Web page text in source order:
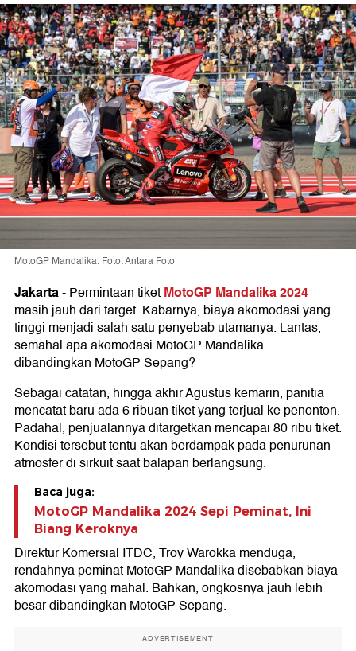
MotoGP Mandalika. Foto: Antara Foto
Jakarta-Permintaan tiketMotoGP Mandalika 2024
masih jauh dari target. Kabarnya, biaya akomodasi yang
tinggi menjadi salah satu penyebab utamanya. Lantas,
semahal apa akomodasi MotoGP Mandalika
dibandingkan MotoGP Sepang?
Sebagai catatan, hingga akhir Agustus kemarin, panitia
mencatat baru ada 6 ribuan tiket yang terjual ke penonton.
Padahal, penjualannya ditargetkan mencapai 80 ribu tiket.
Kondisi tersebut tentu akan berdampak pada penurunan
atmosfer di sirkuit saat balapan berlangsung.
Baca juga:
MotoGP Mandalika 2024 Sepi Peminat, Ini
Biang Keroknya
Direktur Komersial ITDC, Troy Warokka menduga,
rendahnya peminat MotoGP Mandalika disebabkan biaya
akomodasi yang mahal. Bahkan, ongkosnya jauh lebih
besar dibandingkan MotoGP Sepang.
ADVERTISEMENT